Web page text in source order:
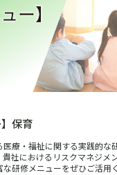
】保育
療・福祉に関する実践的な
貴社におけるリスクマネジメ
研修メニューをぜひご活用